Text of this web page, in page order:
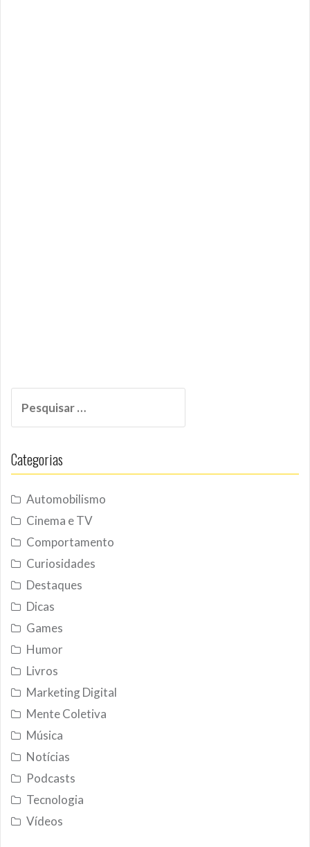
por:
Categorias
Automobilismo
Cinema e TV
Comportamento
Curiosidades
Destaques
Dicas
Games
Humor
Livros
Marketing Digital
Mente Coletiva
Música
Notícias
Podcasts
Tecnologia
Vídeos